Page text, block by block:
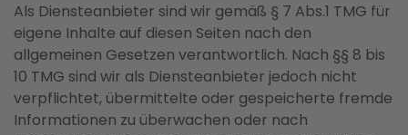
Als Diensteanbieter sind wir gemäß § 7 Abs.1 TMG für
eigene Inhalte auf diesen Seiten nach den
allgemeinen Gesetzen verantwortlich. Nach §§ 8 bis
10 TMG sind wir als Diensteanbieter jedoch nicht
verpflichtet, übermittelte oder gespeicherte fremde
Informationen zu überwachen oder nach